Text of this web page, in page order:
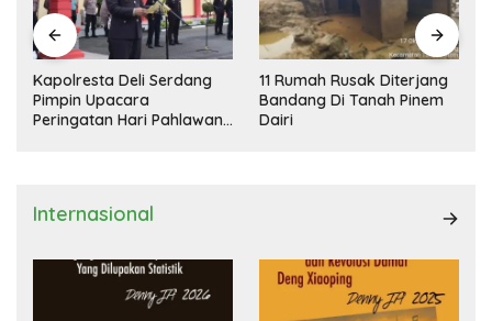
Kapolresta Deli Serdang
Pimpin Upacara
Peringatan Hari Pahlawan
11 Rumah Rusak Diterjang
Bandang Di Tanah Pinem
Dairi
Internasional